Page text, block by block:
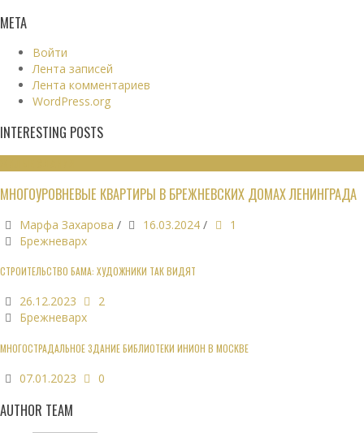
МЕТА
Войти
Лента записей
Лента комментариев
WordPress.org
INTERESTING POSTS
МНОГОУРОВНЕВЫЕ КВАРТИРЫ В БРЕЖНЕВСКИХ ДОМАХ ЛЕНИНГРАДА
Марфа Захарова / 16.03.2024 /
1
Брежневарх
СТРОИТЕЛЬСТВО БАМА: ХУДОЖНИКИ ТАК ВИДЯТ
26.12.2023
2
Брежневарх
МНОГОСТРАДАЛЬНОЕ ЗДАНИЕ БИБЛИОТЕКИ ИНИОН В МОСКВЕ
07.01.2023 0
AUTHOR TEAM